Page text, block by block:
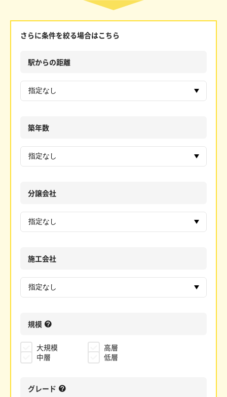
さらに条件を絞る場合はこちら
駅からの距離
築年数
分譲会社
施工会社
規模
大規模
高層
中層
低層
グレード